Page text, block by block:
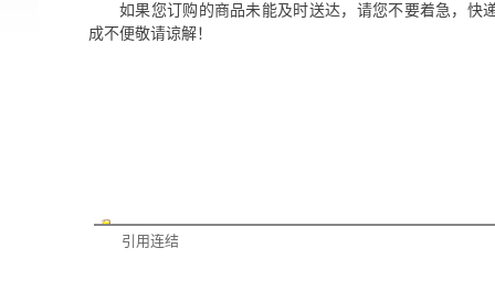
如果您订购的商品未能及时送达，请您不要着急，快
成不便敬请谅解！
引用连结